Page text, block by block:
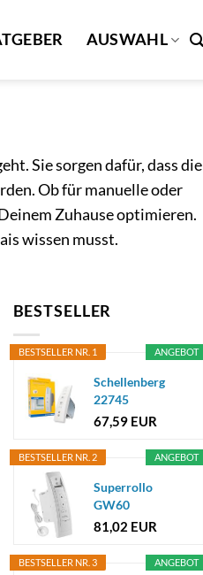
AUSWAHL
Sie sorgen dafür, dass die
Ob für manuelle oder
Zuhause optimieren.
wissen musst.
BESTSELLER
ANGEBOT
BESTSELLER NR. 1
Schellenberg
22745
Elektrischer
67,59 EUR
ANGEBOT
BESTSELLER NR. 2
Superrollo
GW60
elektrischer
inkl...
81,02 EUR
ANGEBOT
BESTSELLER NR. 3